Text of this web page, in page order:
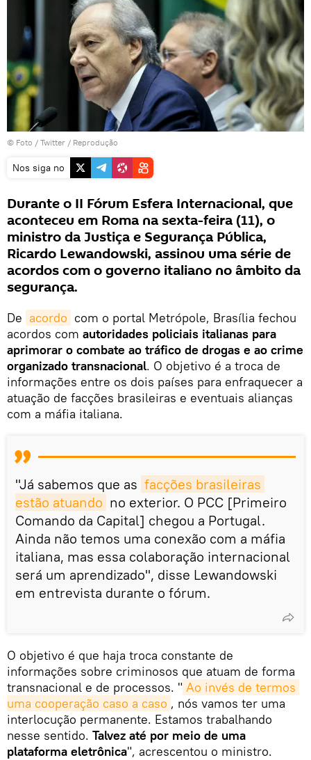
© Foto / Twitter / Reprodução
Nos siga no
Durante o II Fórum Esfera Internacional, que
aconteceu em Roma na sexta-feira (11), o
ministro da Justiça e Segurança Pública,
Ricardo Lewandowski, assinou uma série de
acordos com o governo italiano no âmbito da
segurança.
De acordo com o portal Metrópole, Brasília fechou
acordos com autoridades policiais italianas para
aprimorar o combate ao tráfico de drogas e ao crime
organizado transnacional. O objetivo é a troca de
informações entre os dois países para enfraquecer a
atuação de facções brasileiras e eventuais alianças
com a máfia italiana.
"Já sabemos que as facções brasileiras
estão atuando no exterior. O PCC [Primeiro
Comando da Capital] chegou a Portugal.
Ainda não temos uma conexão com a máfia
italiana, mas essa colaboração internacional
será um aprendizado", disse Lewandowski
em entrevista durante o fórum.
O objetivo é que haja troca constante de
informações sobre criminosos que atuam de forma
transnacional e de processos. " Ao invés de termos
uma cooperação caso a caso , nós vamos ter uma
interlocução permanente. Estamos trabalhando
nesse sentido. Talvez até por meio de uma
plataforma eletrônica", acrescentou o ministro.